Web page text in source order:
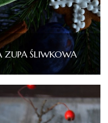
ZUPA ŚLIWKOWA